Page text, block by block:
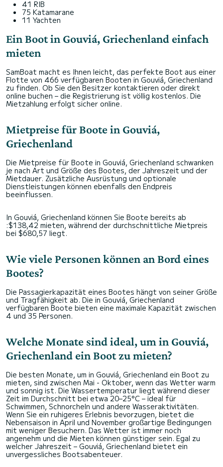
41 RIB
75 Katamarane
11 Yachten
Ein Boot in Gouviá, Griechenland einfach
mieten
SamBoat macht es Ihnen leicht, das perfekte Boot aus einer
Flotte von 466 verfügbaren Booten in Gouviá, Griechenland
zu finden. Ob Sie den Besitzer kontaktieren oder direkt
online buchen – die Registrierung ist völlig kostenlos. Die
Mietzahlung erfolgt sicher online.
Mietpreise für Boote in Gouviá,
Griechenland
Die Mietpreise für Boote in Gouviá, Griechenland schwanken
je nach Art und Größe des Bootes, der Jahreszeit und der
Mietdauer. Zusätzliche Ausrüstung und optionale
Dienstleistungen können ebenfalls den Endpreis
beeinflussen.
In Gouviá, Griechenland können Sie Boote bereits ab
:$138,42 mieten, während der durchschnittliche Mietpreis
bei $680,57 liegt.
Wie viele Personen können an Bord eines
Bootes?
Die Passagierkapazität eines Bootes hängt von seiner Größe
und Tragfähigkeit ab. Die in Gouviá, Griechenland
verfügbaren Boote bieten eine maximale Kapazität zwischen
4 und 35 Personen.
Welche Monate sind ideal, um in Gouviá,
Griechenland ein Boot zu mieten?
Die besten Monate, um in Gouviá, Griechenland ein Boot zu
mieten, sind zwischen Mai - Oktober, wenn das Wetter warm
und sonnig ist. Die Wassertemperatur liegt während dieser
Zeit im Durchschnitt bei etwa 20–25°C – ideal für
Schwimmen, Schnorcheln und andere Wasseraktivitäten.
Wenn Sie ein ruhigeres Erlebnis bevorzugen, bietet die
Nebensaison in April und November großartige Bedingungen
mit weniger Besuchern. Das Wetter ist immer noch
angenehm und die Mieten können günstiger sein. Egal zu
welcher Jahreszeit – Gouviá, Griechenland bietet ein
unvergessliches Bootsabenteuer.